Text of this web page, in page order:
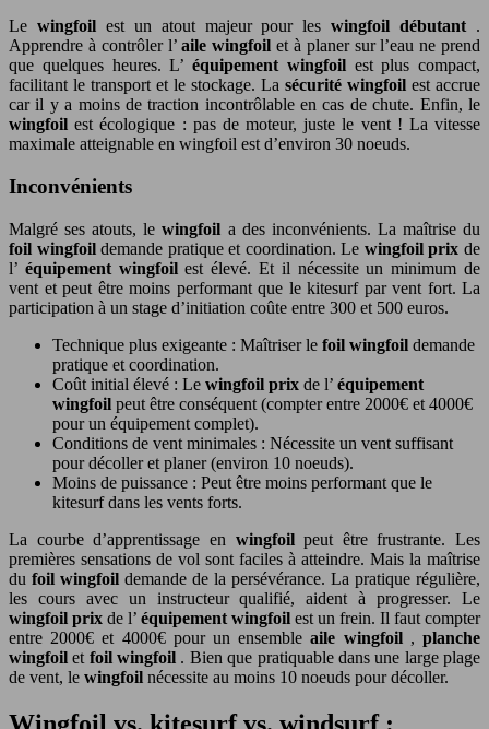
Le wingfoil est un atout majeur pour leswingfoil débutant .
Apprendre à contrôler l’aile wingfoilet à planer sur l’eau ne prend
que quelques heures. L’ équipement wingfoil est plus compact,
facilitant le transport et le stockage. La sécurité wingfoil est accrue
car il y a moins de traction incontrôlable en cas de chute. Enfin, le
wingfoilest écologique : pas de moteur, juste le vent ! La vitesse
maximale atteignable en wingfoil est d’environ 30 noeuds.
Inconvénients
Malgré ses atouts, lewingfoil a des inconvénients. La maîtrise du
foil wingfoildemande pratique et coordination. Le wingfoil prixde
l’ équipement wingfoilest élevé. Et il nécessite un minimum de
vent et peut être moins performant que le kitesurf par vent fort. La
participation à un stage d’initiation coûte entre 300 et 500 euros.
Technique plus exigeante : Maîtriser le foil wingfoil demande
pratique et coordination.
Coût initial élevé : Le wingfoil prix de l’ équipement
wingfoil peut être conséquent (compter entre 2000€ et 4000€
pour un équipement complet).
Conditions de vent minimales : Nécessite un vent suffisant
pour décoller et planer (environ 10 noeuds).
Moins de puissance : Peut être moins performant que le
kitesurf dans les vents forts.
La courbe d’apprentissage en wingfoilpeut être frustrante. Les
premières sensations de vol sont faciles à atteindre. Mais la maîtrise
du foil wingfoil demande de la persévérance. La pratique régulière,
les cours avec un instructeur qualifié, aident à progresser. Le
wingfoil prix de l’ équipement wingfoil est un frein. Il faut compter
entre 2000€ et 4000€ pour un ensembleaile wingfoil ,planche
wingfoilet foil wingfoil . Bien que pratiquable dans une large plage
de vent, le wingfoil nécessite au moins 10 noeuds pour décoller.
Wingfoil vs. kitesurf vs. windsurf :